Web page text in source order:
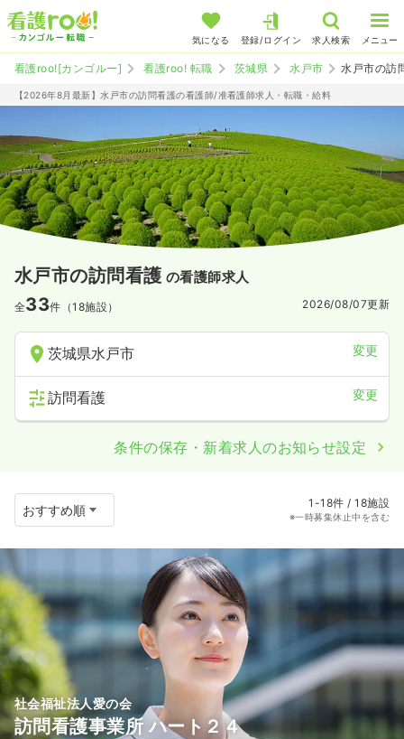
気になる 登録/ログイン 求人検索 メニュー
看護roo![カンゴルー] 看護roo! 転職 茨城県 水戸市 水戸市の訪
【2026年8月最新】水戸市の訪問看護の看護師/准看護師求人・転職・給料
水戸市の訪問看護 の看護師求人
全33件（18施設） 2026/08/07更新
茨城県水戸市 変更
訪問看護 変更
条件の保存・新着求人のお知らせ設定
1-18件 / 18施設
※一時募集休止中を含む
社会福祉法人愛の会
訪問看護事業所 ハート２４